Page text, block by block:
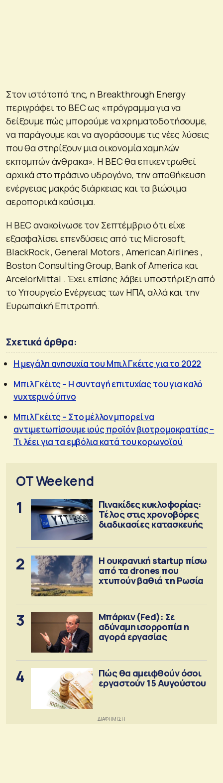
Στον ιστότοπό της, η Breakthrough Energy
περιγράφει το BEC ως «πρόγραμμα για να
δείξουμε πώς μπορούμε να χρηματοδοτήσουμε,
να παράγουμε και να αγοράσουμε τις νέες λύσεις
που θα στηρίξουν μια οικονομία χαμηλών
εκπομπών άνθρακα». Η BEC θα επικεντρωθεί
αρχικά στο πράσινο υδρογόνο, την αποθήκευση
ενέργειας μακράς διάρκειας και τα βιώσιμα
αεροπορικά καύσιμα.
Η BEC ανακοίνωσε τον Σεπτέμβριο ότι είχε
εξασφαλίσει επενδύσεις από τις Microsoft,
BlackRock , General Motors , American Airlines ,
Boston Consulting Group, Bank of America και
ArcelorMittal . Έχει επίσης λάβει υποστήριξη από
το Υπουργείο Ενέργειας των ΗΠΑ, αλλά και την
Ευρωπαϊκή Επιτροπή.
Σχετικά άρθρα:
H μεγάλη ανησυχία του Μπιλ Γκέιτς για το 2022
Μπιλ Γκέιτς – Η συνταγή επιτυχίας του για καλό
νυχτερινό ύπνο
Μπιλ Γκέιτς – Στο μέλλον μπορεί να
αντιμετωπίσουμε ιούς προϊόν βιοτρομοκρατίας –
Τι λέει για τα εμβόλια κατά του κορωνοϊού
OT Weekend
1
Πινακίδες κυκλοφορίας:
Τέλος στις χρονοβόρες
διαδικασίες κατασκευής
2
Η ουκρανική startup πίσω
από τα drones που
χτυπούν βαθιά τη Ρωσία
3
Μπάρκιν (Fed): Σε
αδύναμη ισορροπία η
αγορά εργασίας
4
Πώς θα αμειφθούν όσοι
εργαστούν 15 Αυγούστου